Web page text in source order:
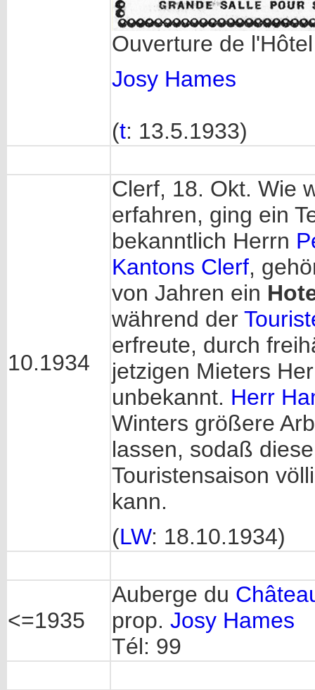
Ouverture de
Josy Hames
(t: 13.5.1933)
10.1934
Clerf, 18. Okt. Wie
erfahren, ging ein
bekanntlich Herrn
Kantons Clerf,
von Jahren ein
während der
erfreute, durch
jetzigen Mieters
unbekannt. Herr
Winters größere
lassen, sodaß
Touristensaison
kann.
(LW: 18.10.1934)
<=1935
Auberge du
prop. Josy Hames
Tél: 99